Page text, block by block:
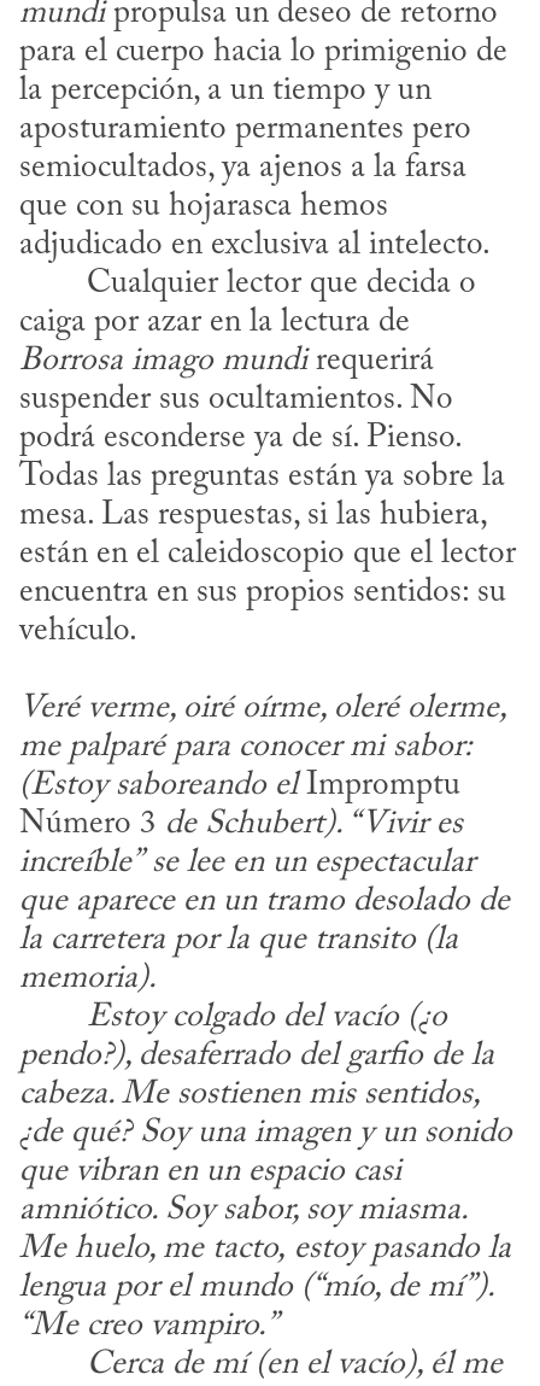
mundi propulsa un deseo de retorno
para el cuerpo hacia lo primigenio de
la percepción, a un tiempo y un
aposturamiento permanentes pero
semiocultados, ya ajenos a la farsa
que con su hojarasca hemos
adjudicado en exclusiva al intelecto.
Borrosa imago mundi requerirá
suspender sus ocultamientos. No
podrá esconderse ya de sí. Pienso.
Todas las preguntas están ya sobre la
mesa. Las respuestas, si las hubiera,
están en el caleidoscopio que el lector
encuentra en sus propios sentidos: su
vehículo.
Veré verme, oiré oírme, oleré olerme,
me palparé para conocer mi sabor:
(Estoy saboreando el Impromptu
Número 3 de Schubert). “Vivir es
increíble” se lee en un espectacular
que aparece en un tramo desolado de
la carretera por la que transito (la
memoria).
Estoy colgado del vacío (¿o
pendo?), desaferrado del garfio de la
cabeza. Me sostienen mis sentidos,
¿de qué? Soy una imagen y un sonido
que vibran en un espacio casi
amniótico. Soy sabor, soy miasma.
Me huelo, me tacto, estoy pasando la
lengua por el mundo (“mío, de mí”).
“Me creo vampiro.”
Cerca de mí (en el vacío), él me